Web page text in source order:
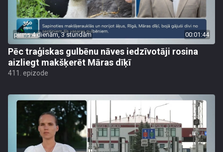
pirms 4 dienām, 3 stundām 00:01:44
Pēc traģiskas gulbēnu nāves iedzīvotāji rosina
aizliegt makšķerēt Māras dīķī
411. epizode